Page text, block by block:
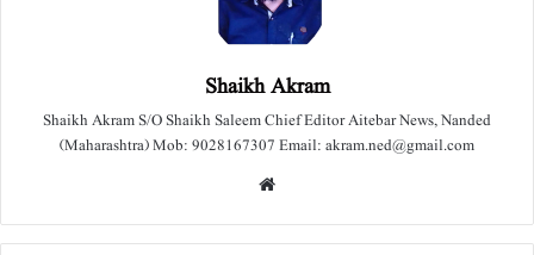
Shaikh Akram
Shaikh Akram S/O Shaikh Saleem Chief Editor Aitebar News, Nanded
(Maharashtra) Mob: 9028167307 Email: akram.ned@gmail.com
e